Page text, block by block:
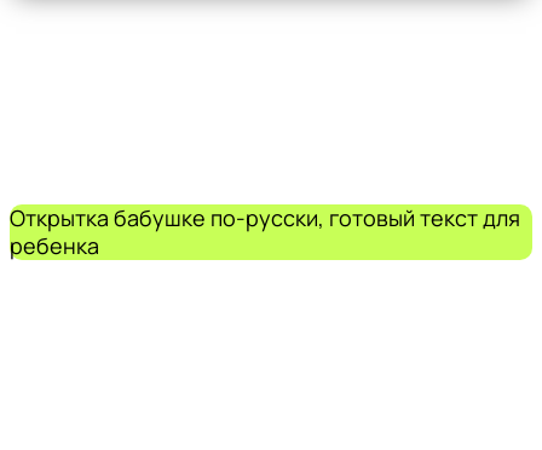
Открытка бабушке по-русски, готовый текст для
ребенка